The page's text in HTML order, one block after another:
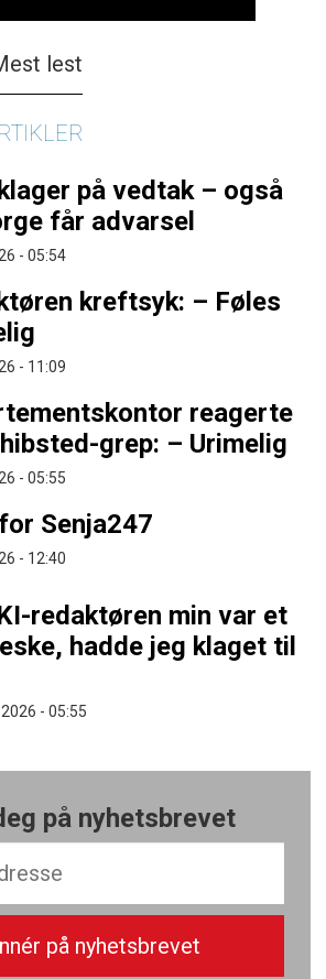
lest
på vedtak – også
får advarsel
- 05:54
kreftsyk: – Føles
- 11:09
reagerte
grep: – Urimelig
- 05:55
Senja247
- 12:40
redaktøren min var et
hadde jeg klaget til
- 05:55
på nyhetsbrevet